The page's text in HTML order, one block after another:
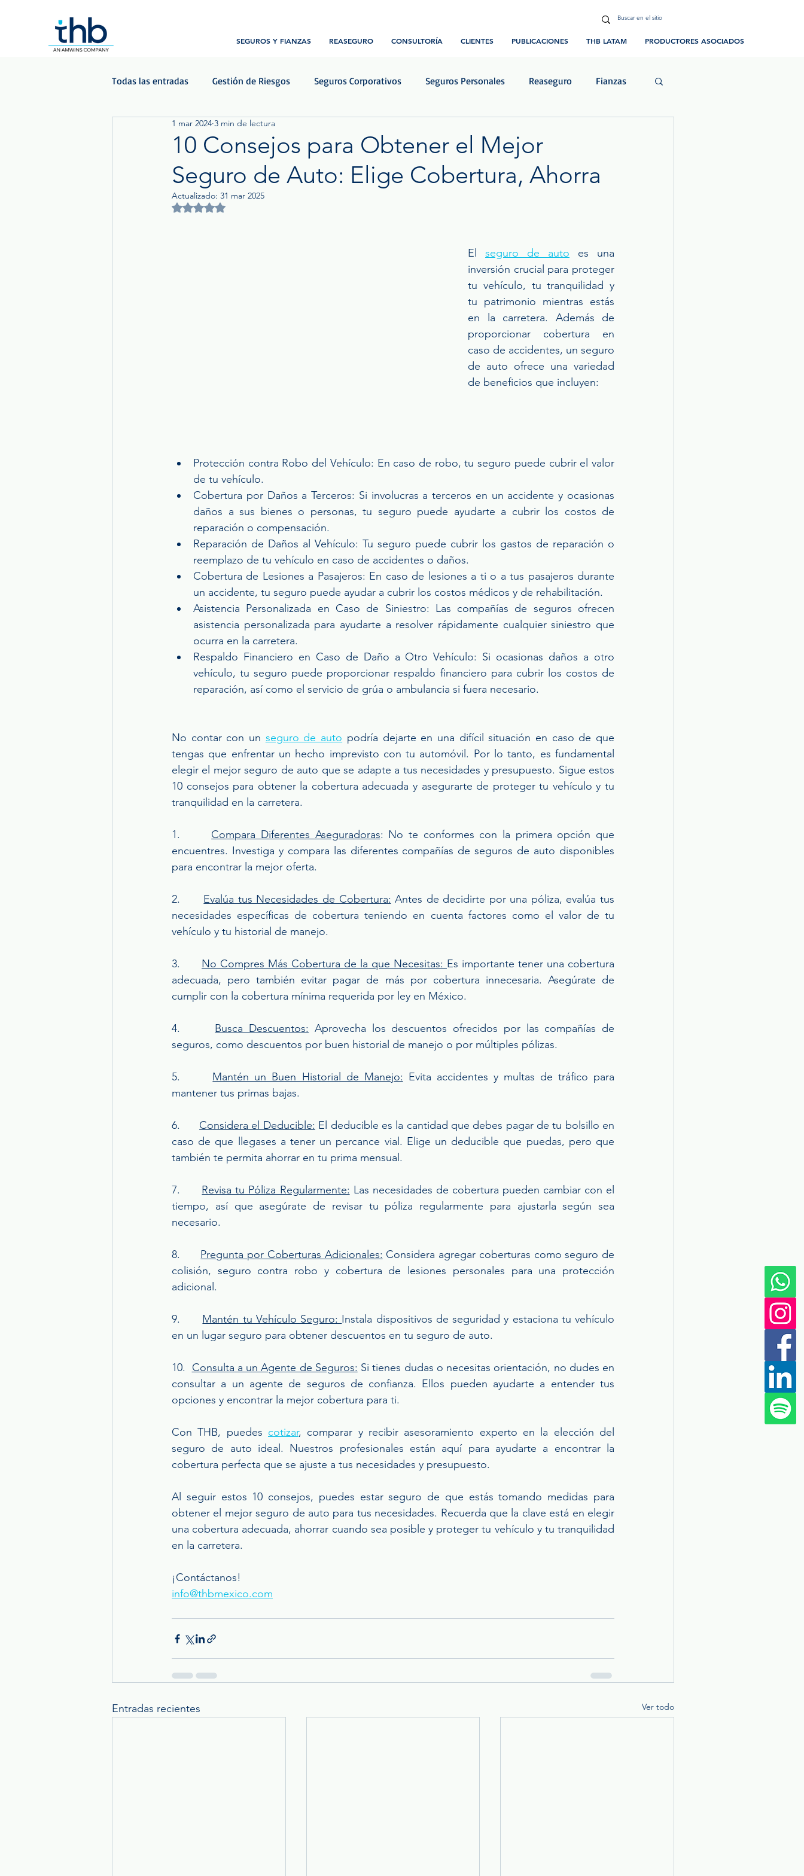
SEGUROS Y FIANZAS REASEGURO CONSULTORÍA CLIENTES PUBLICACIONES THB LATAM PRODUCTORES ASOCIADOS
Todas las entradas Gestión de Riesgos Seguros Corporativos Seguros Personales Reaseguro Fianzas
Beneficios para empleados Transporte y Logística
Podcast - Las Voces del Seguro
10 Consejos para Obtener el Mejor
Seguro de Auto: Elige Cobertura, Ahorra
1 mar 2024 3 min de lectura
Actualizado: 31 mar 2025
Obtuvo NaN de 5 estrellas.
El seguro de auto es una
inversión crucial para proteger
tu vehículo, tu tranquilidad y
tu patrimonio mientras estás
en la carretera. Además de
proporcionar cobertura en
caso de accidentes, un seguro
de auto ofrece una variedad
de beneficios que incluyen:
Protección contra Robo del Vehículo: En caso de robo, tu seguro puede cubrir el valor
de tu vehículo.
Cobertura por Daños a Terceros: Si involucras a terceros en un accidente y ocasionas
daños a sus bienes o personas, tu seguro puede ayudarte a cubrir los costos de
reparación o compensación.
Reparación de Daños al Vehículo: Tu seguro puede cubrir los gastos de reparación o
reemplazo de tu vehículo en caso de accidentes o daños.
Cobertura de Lesiones a Pasajeros: En caso de lesiones a ti o a tus pasajeros durante
un accidente, tu seguro puede ayudar a cubrir los costos médicos y de rehabilitación.
Asistencia Personalizada en Caso de Siniestro: Las compañías de seguros ofrecen
asistencia personalizada para ayudarte a resolver rápidamente cualquier siniestro que
ocurra en la carretera.
Respaldo Financiero en Caso de Daño a Otro Vehículo: Si ocasionas daños a otro
vehículo, tu seguro puede proporcionar respaldo financiero para cubrir los costos de
reparación, así como el servicio de grúa o ambulancia si fuera necesario.
No contar con un seguro de auto podría dejarte en una difícil situación en caso de que
tengas que enfrentar un hecho imprevisto con tu automóvil. Por lo tanto, es fundamental
elegir el mejor seguro de auto que se adapte a tus necesidades y presupuesto. Sigue estos
10 consejos para obtener la cobertura adecuada y asegurarte de proteger tu vehículo y tu
tranquilidad en la carretera.
1. Compara Diferentes Aseguradoras: No te conformes con la primera opción que
encuentres. Investiga y compara las diferentes compañías de seguros de auto disponibles
para encontrar la mejor oferta.
2. Evalúa tus Necesidades de Cobertura: Antes de decidirte por una póliza, evalúa tus
necesidades específicas de cobertura teniendo en cuenta factores como el valor de tu
vehículo y tu historial de manejo.
3. No Compres Más Cobertura de la que Necesitas: Es importante tener una cobertura
adecuada, pero también evitar pagar de más por cobertura innecesaria. Asegúrate de
cumplir con la cobertura mínima requerida por ley en México.
4. Busca Descuentos: Aprovecha los descuentos ofrecidos por las compañías de
seguros, como descuentos por buen historial de manejo o por múltiples pólizas.
5. Mantén un Buen Historial de Manejo: Evita accidentes y multas de tráfico para
mantener tus primas bajas.
6. Considera el Deducible: El deducible es la cantidad que debes pagar de tu bolsillo en
caso de que llegases a tener un percance vial. Elige un deducible que puedas, pero que
también te permita ahorrar en tu prima mensual.
7. Revisa tu Póliza Regularmente: Las necesidades de cobertura pueden cambiar con el
tiempo, así que asegúrate de revisar tu póliza regularmente para ajustarla según sea
necesario.
8. Pregunta por Coberturas Adicionales: Considera agregar coberturas como seguro de
colisión, seguro contra robo y cobertura de lesiones personales para una protección
adicional.
9. Mantén tu Vehículo Seguro: Instala dispositivos de seguridad y estaciona tu vehículo
en un lugar seguro para obtener descuentos en tu seguro de auto.
10. Consulta a un Agente de Seguros: Si tienes dudas o necesitas orientación, no dudes en
consultar a un agente de seguros de confianza. Ellos pueden ayudarte a entender tus
opciones y encontrar la mejor cobertura para ti.
Con THB, puedes cotizar, comparar y recibir asesoramiento experto en la elección del
seguro de auto ideal. Nuestros profesionales están aquí para ayudarte a encontrar la
cobertura perfecta que se ajuste a tus necesidades y presupuesto.
Al seguir estos 10 consejos, puedes estar seguro de que estás tomando medidas para
obtener el mejor seguro de auto para tus necesidades. Recuerda que la clave está en elegir
una cobertura adecuada, ahorrar cuando sea posible y proteger tu vehículo y tu tranquilidad
en la carretera.
¡Contáctanos!
info@thbmexico.com
Entradas recientes Ver todo